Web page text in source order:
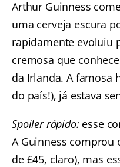
Arthur Guinness
uma cerveja escura
rapidamente evoluiu
cremosa que
da Irlanda. A famosa
do país!), já estava
Spoiler rápido: esse
A Guinness
de £45, claro), mas